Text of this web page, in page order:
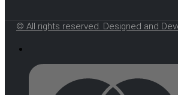
© All rights reserved. Designed and